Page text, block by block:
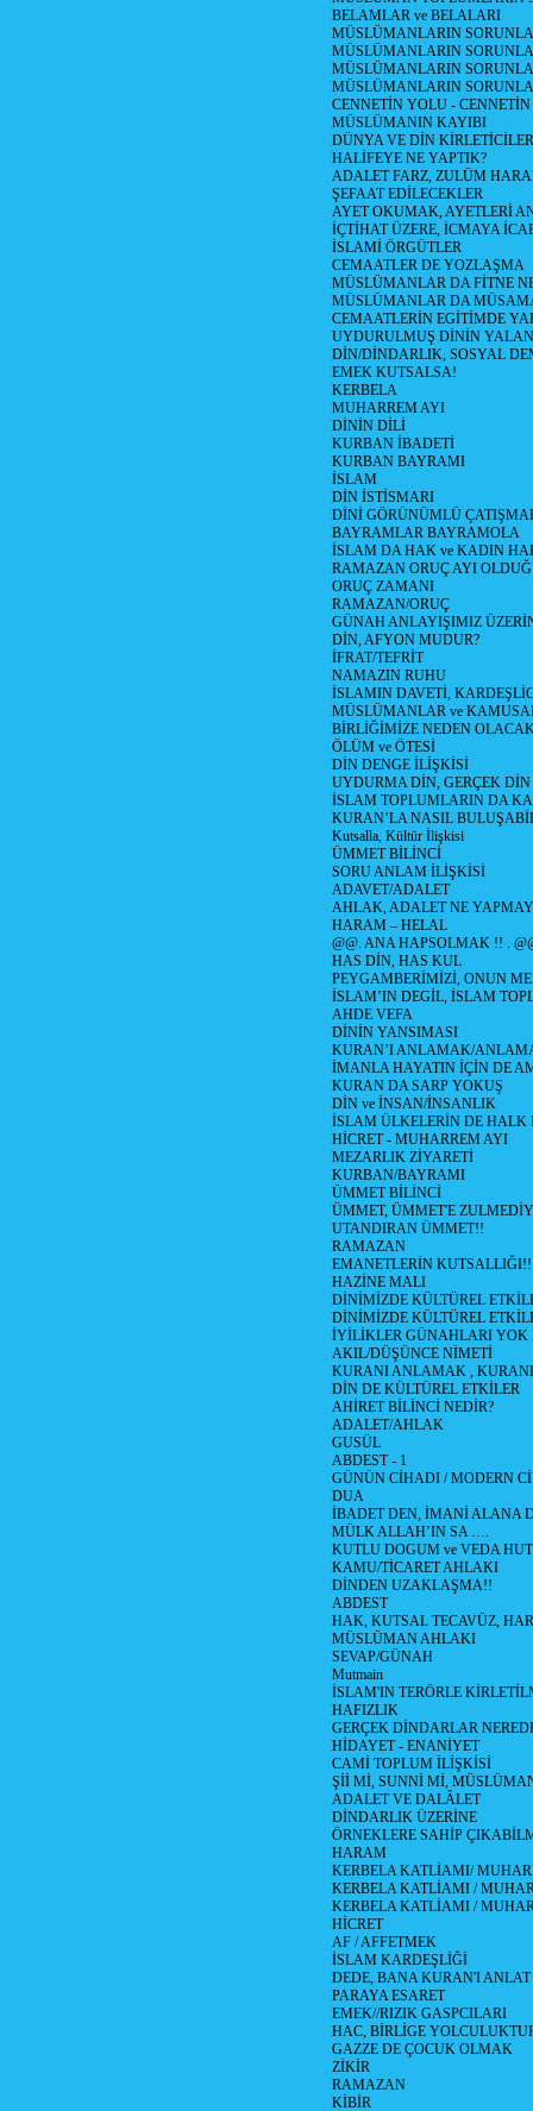
BELAMLAR ve BELALARI
MÜSLÜMANLARIN
MÜSLÜMANLARIN
MÜSLÜMANLARIN
MÜSLÜMANLARIN
CENNETİN YOLU -
MÜSLÜMANIN KAYIBI
DÜNYA VE DİN
HALİFEYE NE YAPTIK?
ADALET FARZ, ZULÜM
ŞEFAAT EDİLECEKLER
AYET OKUMAK, AYETLERİ
İÇTİHAT ÜZERE, İCMAYA
İSLAMİ ÖRGÜTLER
CEMAATLER DE YOZLAŞMA
MÜSLÜMANLAR DA FİTNE
MÜSLÜMANLAR DA
CEMAATLERİN EGİTİMDE
UYDURULMUŞ DİNİN
DİN/DİNDARLIK, SOSYAL
EMEK KUTSALSA!
KERBELA
MUHARREM AYI
DİNİN DİLİ
KURBAN İBADETİ
KURBAN BAYRAMI
İSLAM
DİN İSTİSMARI
DİNİ GÖRÜNÜMLÜ
BAYRAMLAR BAYRAMOLA
İSLAM DA HAK ve KADIN
RAMAZAN ORUÇ AYI
ORUÇ ZAMANI
RAMAZAN/ORUÇ
GÜNAH ANLAYIŞIMIZ
DİN, AFYON MUDUR?
İFRAT/TEFRİT
NAMAZIN RUHU
İSLAMIN DAVETİ,
MÜSLÜMANLAR ve
BİRLİĞİMİZE NEDEN
ÖLÜM ve ÖTESİ
DİN DENGE İLİŞKİSİ
UYDURMA DİN, GERÇEK DİN
İSLAM TOPLUMLARIN DA
KURAN’LA NASIL
Kutsalla, Kültür İlişkisi
ÜMMET BİLİNCİ
SORU ANLAM İLİŞKİSİ
ADAVET/ADALET
AHLAK, ADALET NE
HARAM – HELAL
@@. ANA HAPSOLMAK !! .
HAS DİN, HAS KUL
PEYGAMBERİMİZİ, ONUN
İSLAM’IN DEGİL, İSLAM
AHDE VEFA
DİNİN YANSIMASI
KURAN’I ANLAMAK/
İMANLA HAYATIN İÇİN DE
KURAN DA SARP YOKUŞ
DİN ve İNSAN/İNSANLIK
İSLAM ÜLKELERİN DE
HİCRET - MUHARREM AYI
MEZARLIK ZİYARETİ
KURBAN/BAYRAMI
ÜMMET BİLİNCİ
ÜMMET, ÜMMET'E
UTANDIRAN ÜMMET!!
RAMAZAN
EMANETLERİN KUTSALLIĞI!!
HAZİNE MALI
DİNİMİZDE KÜLTÜREL
DİNİMİZDE KÜLTÜREL
İYİLİKLER GÜNAHLARI YOK
AKIL/DÜŞÜNCE NİMETİ
KURANI ANLAMAK ,
DİN DE KÜLTÜREL ETKİLER
AHİRET BİLİNCİ NEDİR?
ADALET/AHLAK
GUSÜL
ABDEST - 1
GÜNÜN CİHADI / MODERN
DUA
İBADET DEN, İMANİ ALANA
MÜLK ALLAH’IN SA ….
KUTLU DOGUM ve VEDA
KAMU/TİCARET AHLAKI
DİNDEN UZAKLAŞMA!!
ABDEST
HAK, KUTSAL TECAVÜZ,
MÜSLÜMAN AHLAKI
SEVAP/GÜNAH
Mutmain
İSLAM'IN TERÖRLE
HAFIZLIK
GERÇEK DİNDARLAR
HİDAYET - ENANİYET
CAMİ TOPLUM İLİŞKİSİ
Şİİ Mİ, SUNNİ Mİ,
ADALET VE DALÂLET
DİNDARLIK ÜZERİNE
ÖRNEKLERE SAHİP
HARAM
KERBELA KATLİAMI/
KERBELA KATLİAMI /
KERBELA KATLİAMI /
HİCRET
AF / AFFETMEK
İSLAM KARDEŞLİĞİ
DEDE, BANA KURAN'I ANLAT
PARAYA ESARET
EMEK//RIZIK GASPCILARI
HAC, BİRLİGE
GAZZE DE ÇOCUK OLMAK
ZİKİR
RAMAZAN
KİBİR